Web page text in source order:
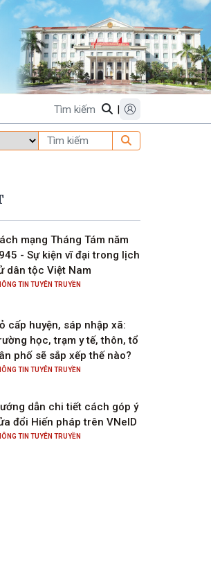
|
mạng Tháng Tám năm
- Sự kiện vĩ đại trong lịch
dân tộc Việt Nam
TIN TUYÊN TRUYỀN
cấp huyện, sáp nhập xã:
học, trạm y tế, thôn, tổ
phố sẽ sắp xếp thế nào?
TIN TUYÊN TRUYỀN
dẫn chi tiết cách góp ý
đổi Hiến pháp trên VNeID
TIN TUYÊN TRUYỀN